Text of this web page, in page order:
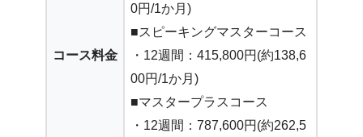
コース料金
0円/1か月)
■スピーキングマスターコース
・12週間：415,800円(約138,6
00円/1か月)
■マスタープラスコース
・12週間：787,600円(約262,5